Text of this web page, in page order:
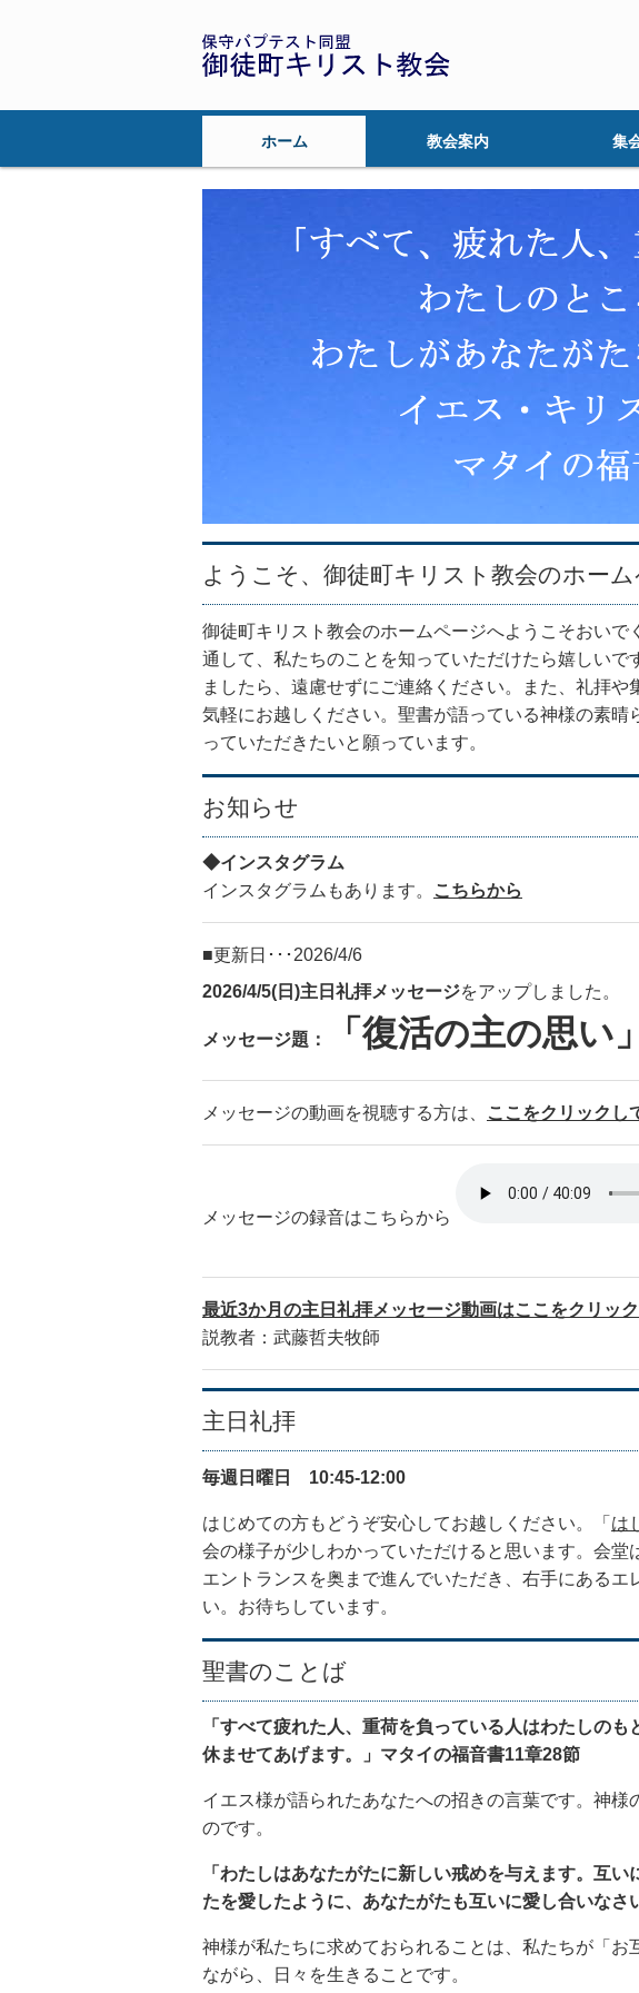
ホーム 教会案内 集
ようこそ、御徒町キリスト教会のホー
御徒町キリスト教会のホームページへようこそおいで
通して、私たちのことを知っていただけたら嬉しいで
ましたら、遠慮せずにご連絡ください。また、礼拝
気軽にお越しください。聖書が語っている神様の素晴
っていただきたいと願っています。
お知らせ
◆インスタグラム
インスタグラムもあります。
こちらから
更新日･･･2026/4/6
2026/4/5(日)主日礼拝メッセージをアップしました。
メッセージ題： 「復活の主の思い」
メッセージの動画を視聴する方は、 ここをクリックし
メッセージの録音はこちらから
最近3か月の主日礼拝メッセージ動画はここをクリッ
説教者：武藤哲夫牧師
主日礼拝
毎週日曜日 10:45-12:00
はじめての方もどうぞ安心してお越しください。「 は
会の様子が少しわかっていただけると思います。会
エントランスを奥まで進んでいただき、右手にあるエ
い。お待ちしています。
聖書のことば
「すべて疲れた人、重荷を負っている人はわたしの
休ませてあげます。」マタイの福音書11章28節
イエス様が語られたあなたへの招きの言葉です。神様
のです。
「わたしはあなたがたに新しい戒めを与えます。互
たを愛したように、あなたがたも互いに愛し合いな
神様が私たちに求めておられることは、私たちが「お
ながら、日々を生きることです。